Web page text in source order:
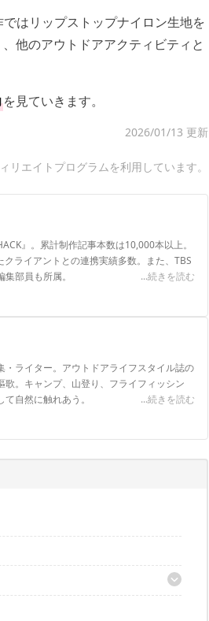
はリップストップナイロン生地を
他のアウトドアアクティビティと
を見ていきます。
2026/01/13 更新
リエイトプログラムを利用しています。
』。累計制作記事本数は10,000本以上。
ライアントとの連携実績多数。また、TBS
部員も所属。
...続きを読む
ライター。アウトドアライフスタイル誌の
。キャンプ、山登り、フライフィッシン
自然に触れあう。
...続きを読む